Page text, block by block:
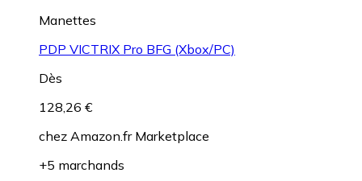
Manettes
PDP VICTRIX Pro BFG (Xbox/PC)
Dès
128,26 €
chez Amazon.fr Marketplace
+5 marchands